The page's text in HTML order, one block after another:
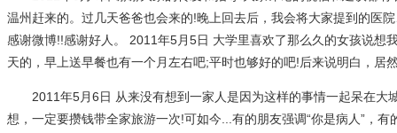
温州赶来的。过几天爸爸也会来的!晚上回去后，我会将大家提到的医
感谢微博!!感谢好人。 2011年5月5日 大学里喜欢了那么久的女孩说
天的，早上送早餐也有一个月左右吧;平时也够好的吧!后来说明白，居
2011年5月6日 从来没有想到一家人是因为这样的事情一起呆在大
想，一定要攒钱带全家旅游一次!可如今...有的朋友强调“你是病人”，